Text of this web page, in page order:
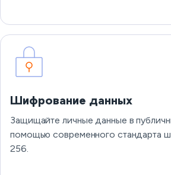
Шифрование данных
Защищайте личные данные в
помощью современного стандарта
256.